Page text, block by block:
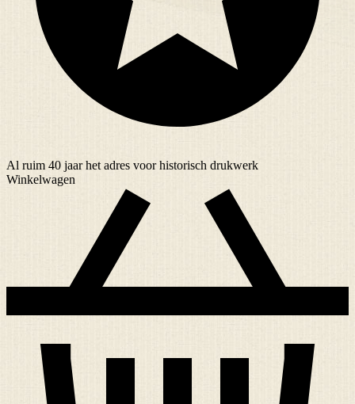
Al ruim 40 jaarhet adres voor historisch drukwerk
Winkelwagen